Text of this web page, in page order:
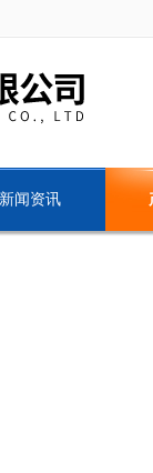
新闻资讯